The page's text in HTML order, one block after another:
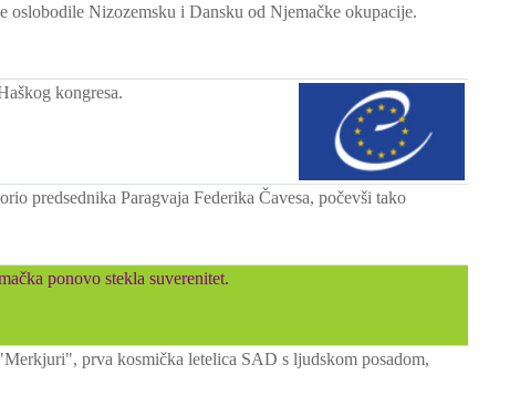
oslobodile Nizozemsku i Dansku od Njemačke okupacije.
kongresa.
predsednika Paragvaja Federika Čavesa, počevši tako
ponovo stekla suverenitet.
prva kosmička letelica SAD s ljudskom posadom,